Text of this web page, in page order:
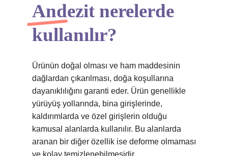
Andezit nerelerde
kullanılır?
Ürünün doğal olması ve ham maddesinin
dağlardan çıkarılması, doğa koşullarına
dayanıklılığını garanti eder. Ürün genellikle
yürüyüş yollarında, bina girişlerinde,
kaldırımlarda ve özel girişlerin olduğu
kamusal alanlarda kullanılır. Bu alanlarda
aranan bir diğer özellik ise deforme olmaması
ve kolay temizlenebilmesidir.